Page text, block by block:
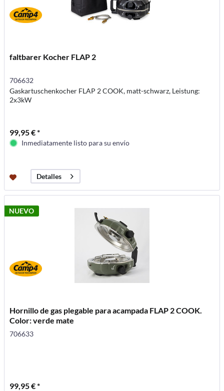
faltbarer Kocher FLAP 2
706632
Gaskartuschenkocher FLAP 2 COOK, matt-schwarz, Leistung:
2x3kW
99,95 € *
Inmediatamente listo para su envío
Detalles
NUEVO
Hornillo de gas plegable para acampada FLAP 2 COOK.
Color: verde mate
706633
99,95 € *